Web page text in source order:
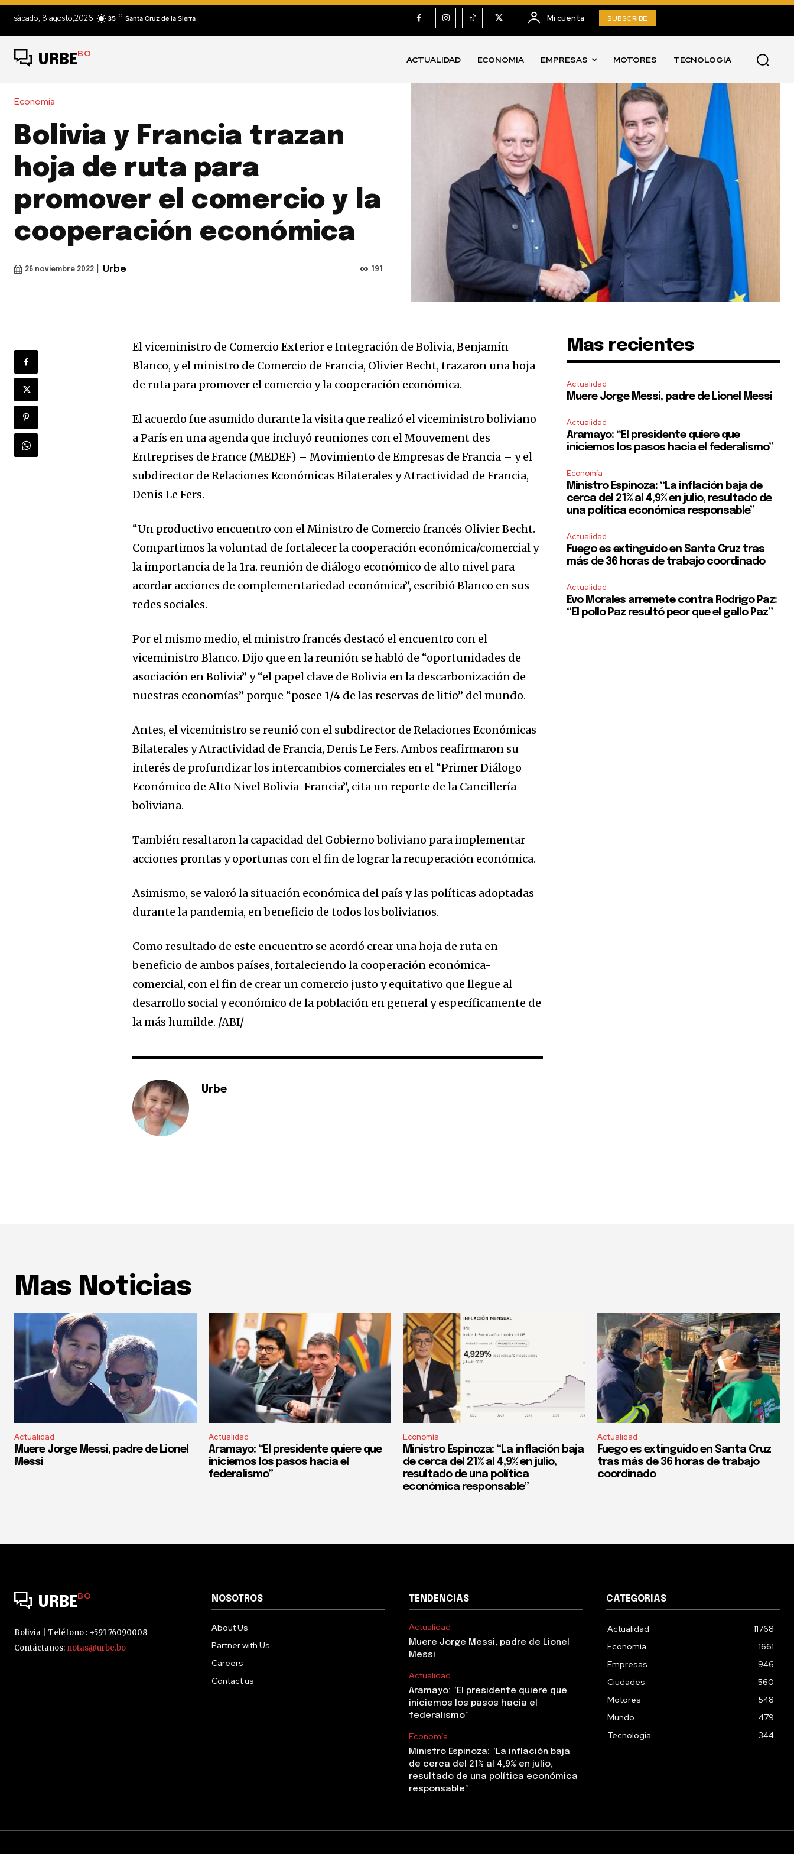
Join our community of
SUBSCRIBERS and be part
of the conversation.
To subscribe, simply enter your email address on our website or click
the subscribe button below. Don't worry, we respect your privacy and
won't spam your inbox. Your information is safe with us.
I've read and accept the
sábado, 8 agosto,2026 35 C Santa Cruz de la Sierra Mi cuenta SUBSCRIBE
URBEBO
ACTUALIDAD ECONOMIA EMPRESAS MOTORES TECNOLOGIA
Economía
Bolivia y Francia trazan
hoja de ruta para
promover el comercio y la
cooperación económica
26 noviembre 2022 Urbe 191
El viceministro de Comercio Exterior e Integración de Bolivia, Benjamín
Blanco, y el ministro de Comercio de Francia, Olivier Becht, trazaron una hoja
de ruta para promover el comercio y la cooperación económica.
El acuerdo fue asumido durante la visita que realizó el viceministro boliviano
a París en una agenda que incluyó reuniones con el Mouvement des
Entreprises de France (MEDEF) – Movimiento de Empresas de Francia – y el
subdirector de Relaciones Económicas Bilaterales y Atractividad de Francia,
Denis Le Fers.
“Un productivo encuentro con el Ministro de Comercio francés Olivier Becht.
Compartimos la voluntad de fortalecer la cooperación económica/comercial y
la importancia de la 1ra. reunión de diálogo económico de alto nivel para
acordar acciones de complementariedad económica”, escribió Blanco en sus
redes sociales.
Por el mismo medio, el ministro francés destacó el encuentro con el
viceministro Blanco. Dijo que en la reunión se habló de “oportunidades de
asociación en Bolivia” y “el papel clave de Bolivia en la descarbonización de
nuestras economías” porque “posee 1/4 de las reservas de litio” del mundo.
Antes, el viceministro se reunió con el subdirector de Relaciones Económicas
Bilaterales y Atractividad de Francia, Denis Le Fers. Ambos reafirmaron su
interés de profundizar los intercambios comerciales en el “Primer Diálogo
Económico de Alto Nivel Bolivia-Francia”, cita un reporte de la Cancillería
boliviana.
También resaltaron la capacidad del Gobierno boliviano para implementar
acciones prontas y oportunas con el fin de lograr la recuperación económica.
Asimismo, se valoró la situación económica del país y las políticas adoptadas
durante la pandemia, en beneficio de todos los bolivianos.
Como resultado de este encuentro se acordó crear una hoja de ruta en
beneficio de ambos países, fortaleciendo la cooperación económica-
comercial, con el fin de crear un comercio justo y equitativo que llegue al
desarrollo social y económico de la población en general y específicamente de
la más humilde. /ABI/
Urbe
Mas recientes
Actualidad
Muere Jorge Messi, padre de Lionel Messi
Actualidad
Aramayo: “El presidente quiere que
iniciemos los pasos hacia el federalismo”
Economía
Ministro Espinoza: “La inflación baja de
cerca del 21% al 4,9% en julio, resultado de
una política económica responsable”
Actualidad
Fuego es extinguido en Santa Cruz tras
más de 36 horas de trabajo coordinado
Actualidad
Evo Morales arremete contra Rodrigo Paz:
“El pollo Paz resultó peor que el gallo Paz”
Mas Noticias
Actualidad
Muere Jorge Messi, padre de Lionel
Messi
Actualidad
Aramayo: “El presidente quiere que
iniciemos los pasos hacia el
federalismo”
Economía
Ministro Espinoza: “La inflación baja
de cerca del 21% al 4,9% en julio,
resultado de una política
económica responsable”
Actualidad
Fuego es extinguido en Santa Cruz
tras más de 36 horas de trabajo
coordinado
URBEBO
Bolivia | Teléfono : +591 76090008
Contáctanos: notas@urbe.bo
NOSOTROS
About Us
Partner with Us
Careers
Contact us
TENDENCIAS
Actualidad
Muere Jorge Messi, padre de Lionel
Messi
Actualidad
Aramayo: “El presidente quiere que
iniciemos los pasos hacia el
federalismo”
Economía
Ministro Espinoza: “La inflación baja
de cerca del 21% al 4,9% en julio,
resultado de una política económica
responsable”
CATEGORIAS
Actualidad
11768
Economía
1661
Empresas
946
Ciudades
560
Motores
548
Mundo
479
Tecnología
344